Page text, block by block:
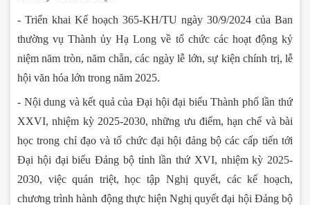
- Triển khai Kế hoạch 365-KH/TU ngày 30/9/2024 của Ban
thường vụ Thành ủy Hạ Long về tổ chức các hoạt động kỷ
niệm năm tròn, năm chẵn, các ngày lễ lớn, sự kiện chính trị, lễ
hội văn hóa lớn trong năm 2025.
- Nội dung và kết quả của Đại hội đại biểu Thành phố lần thứ
XXVI, nhiệm kỳ 2025-2030, những ưu điểm, hạn chế và bài
học trong chỉ đạo và tổ chức đại hội đảng bộ các cấp tiến tới
Đại hội đại biểu Đảng bộ tỉnh lần thứ XVI, nhiệm kỳ 2025-
2030, việc quán triệt, học tập Nghị quyết, các kế hoạch,
chương trình hành động thực hiện Nghị quyết đại hội Đảng bộ